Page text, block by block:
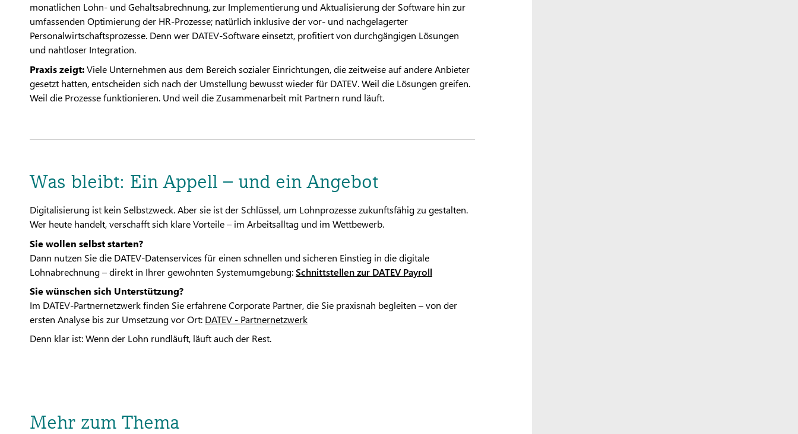
monatlichen Lohn- und Gehaltsabrechnung, zur Implementierung und Aktualisierung der Software hin zur
umfassenden Optimierung der HR-Prozesse; natürlich inklusive der vor- und nachgelagerter
Personalwirtschaftsprozesse. Denn wer DATEV-Software einsetzt, profitiert von durchgängigen Lösungen
und nahtloser Integration.
Praxis zeigt:Viele Unternehmen aus dem Bereich sozialer Einrichtungen, die zeitweise auf andere Anbieter
gesetzt hatten, entscheiden sich nach der Umstellung bewusst wieder für DATEV. Weil die Lösungen greifen.
Weil die Prozesse funktionieren. Und weil die Zusammenarbeit mit Partnern rund läuft.
Was bleibt: Ein Appell – und ein Angebot
Digitalisierung ist kein Selbstzweck. Aber sie ist der Schlüssel, um Lohnprozesse zukunftsfähig zu gestalten.
Wer heute handelt, verschafft sich klare Vorteile – im Arbeitsalltag und im Wettbewerb.
Sie wollen selbst starten?
Dann nutzen Sie die DATEV-Datenservices für einen schnellen und sicheren Einstieg in die digitale
Lohnabrechnung – direkt in Ihrer gewohnten Systemumgebung:Schnittstellen zur DATEV Payroll
Sie wünschen sich Unterstützung?
Im DATEV-Partnernetzwerk finden Sie erfahrene Corporate Partner, die Sie praxisnah begleiten – von der
ersten Analyse bis zur Umsetzung vor Ort: DATEV - Partnernetzwerk
Denn klar ist: Wenn der Lohn rundläuft, läuft auch der Rest.
Mehr zum Thema